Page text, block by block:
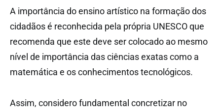
A importância do ensino artístico na formação dos
cidadãos é reconhecida pela própria UNESCO que
recomenda que este deve ser colocado ao mesmo
nível de importância das ciências exatas como a
matemática e os conhecimentos tecnológicos.
Assim, considero fundamental concretizar no